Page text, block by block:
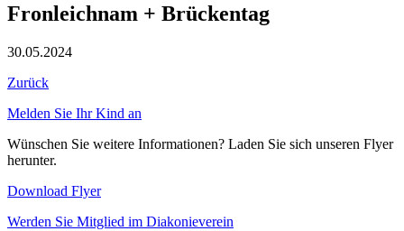
Fronleichnam + Brückentag
30.05.2024
Zurück
Melden Sie Ihr Kind an
Wünschen Sie weitere Informationen? Laden Sie sich unseren Flyer
herunter.
Download Flyer
Werden Sie Mitglied im Diakonieverein